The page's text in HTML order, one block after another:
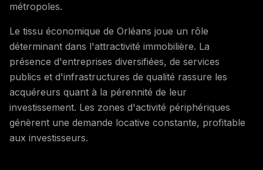
métropoles.
Le tissu économique de Orléans joue un rôle
déterminant dans l'attractivité immobilière. La
présence d'entreprises diversifiées, de services
publics et d'infrastructures de qualité rassure les
acquéreurs quant à la pérennité de leur
investissement. Les zones d'activité périphériques
génèrent une demande locative constante, profitable
aux investisseurs.